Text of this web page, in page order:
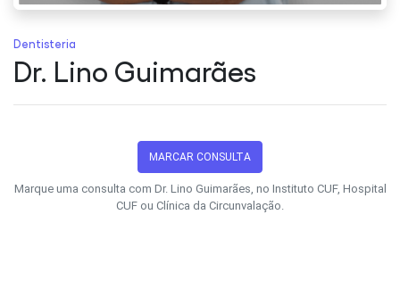
Dentisteria
Dr. Lino Guimarães
MARCAR CONSULTA
Marque uma consulta com Dr. Lino Guimarães, no Instituto CUF, Hospital
CUF ou Clínica da Circunvalação.